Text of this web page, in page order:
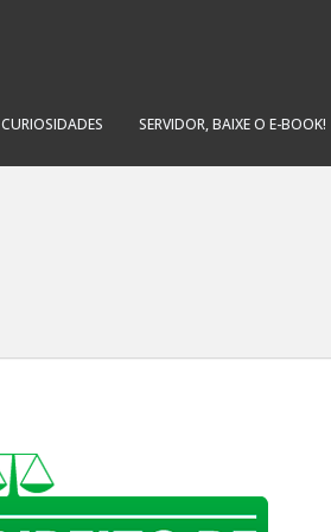
CURIOSIDADES SERVIDOR, BAIXE O E-BOOK!